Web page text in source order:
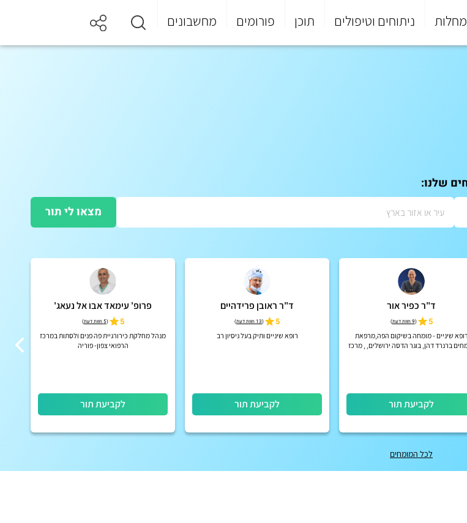
מחלות ניתוחים וטיפולים תוכן פורומים מחשבונים
שלנו:
מצאו לי תור
ד"ר כפיר אור
5
(9 חוות דעת )
רופא שיניים - מומחה בשיקום הפה,מרפאת
ברנרד דהן, בוגר הדסה ירושלים, , מרכז
לקביעת תור
ד"ר ראובן פרידהיים
5
(13 חוות דעת )
רופא שיניים ותיק בעל ניסיון רב
לקביעת תור
פרופ' עימאד אבו אל נעאג'
5
(5 חוות דעת )
מנהל מחלקת כירורגיית פה פנים ולסתות במרכז
הרפואי צפון- פוריה
לקביעת תור
לכל המומחים